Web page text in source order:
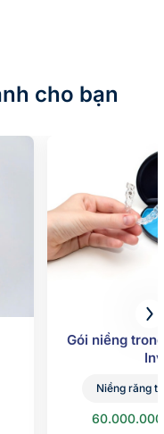
cho bạn
Gói niềng
Niềng răng